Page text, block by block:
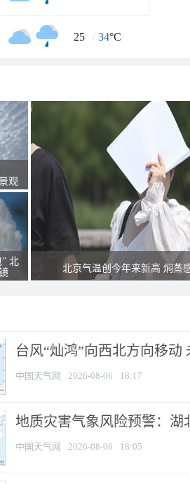
25 / 34°C
观
北
北京气温创今年来新高 焖蒸
台风“灿鸿”向西北方向移动
中国天气网 2026-08-06 18:17
地质灾害气象风险预警：湖
中国天气网 2026-08-06 18:05